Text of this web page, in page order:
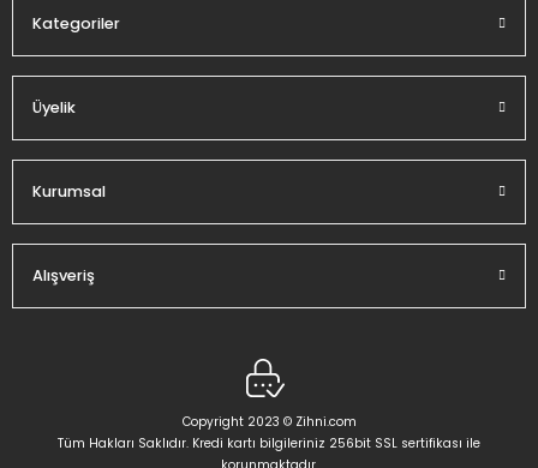
Kategoriler
Üyelik
Kurumsal
Alışveriş
Copyright 2023 © Zihni.com
Tüm Hakları Saklıdır. Kredi kartı bilgileriniz 256bit SSL sertifikası ile